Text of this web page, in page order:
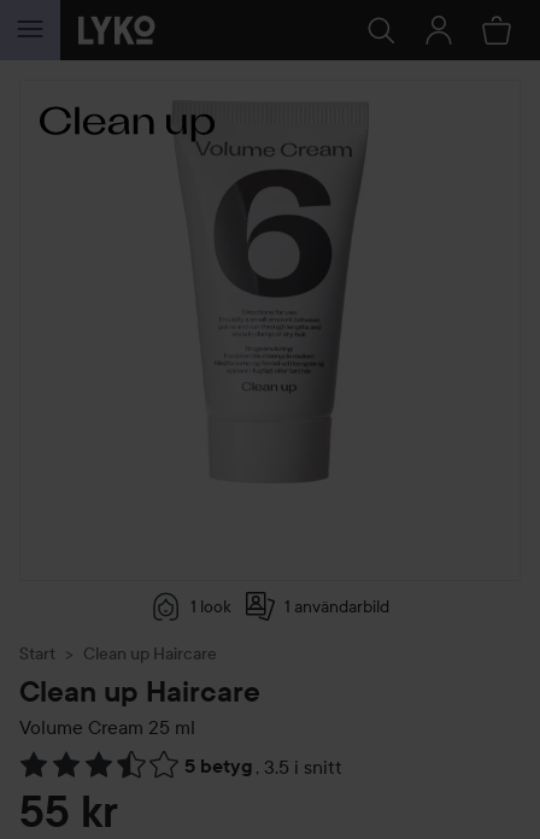
HOPPA TILL INNEHÅLLET
1 look 1 användarbild
Start Clean up Haircare
Clean up Haircare
Volume Cream 25 ml
5 betyg , 3.5 i snitt
Hoppa till Betyg & kommentarer
55 kr